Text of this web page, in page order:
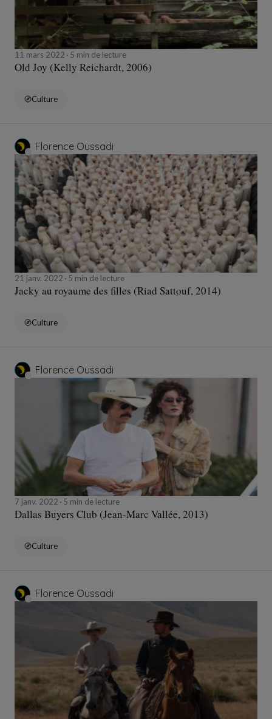
11 mars 2022 5 min de lecture
Old Joy (Kelly Reichardt, 2006)
Culture
Florence Oussadi
21 janv. 2022 5 min de lecture
Jacky au royaume des filles (Riad Sattouf, 2014)
Culture
Florence Oussadi
7 janv. 2022 5 min de lecture
Dallas Buyers Club (Jean-Marc Vallée, 2013)
Culture
Florence Oussadi